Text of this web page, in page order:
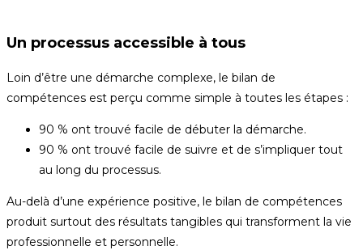
Un processus accessible à tous
Loin d’être une démarche complexe, le bilan de
compétences est perçu comme simple à toutes les étapes :
90 % ont trouvé facile de débuter la démarche.
90 % ont trouvé facile de suivre et de s’impliquer tout
au long du processus.
Au-delà d’une expérience positive, le bilan de compétences
produit surtout des résultats tangibles qui transforment la vie
professionnelle et personnelle.